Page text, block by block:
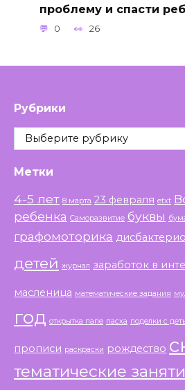
проблему и спасти
0 26
Рубрики
Рубрики
Метки
4-5 лет 8 марта 23 февраля etxt
ребенка Саморазвитие буквы
графомоторика
детей журнал заработок в
масленица математические задания
год открытка папе пасха поделки с
прописи раскраски рождество
тематические